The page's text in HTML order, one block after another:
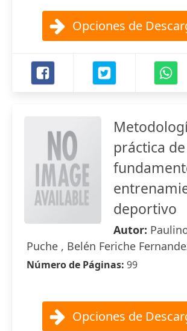
Opciones de
práctica de
deportivo
Autor:
Puche , Belén Feriche
Número de Páginas: 99
Opciones de